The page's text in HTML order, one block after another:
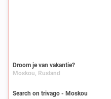
Droom je van vakantie?
Moskou, Rusland
Search on trivago - Moskou